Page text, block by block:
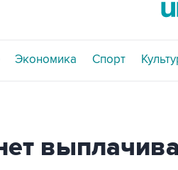
Экономика Спорт